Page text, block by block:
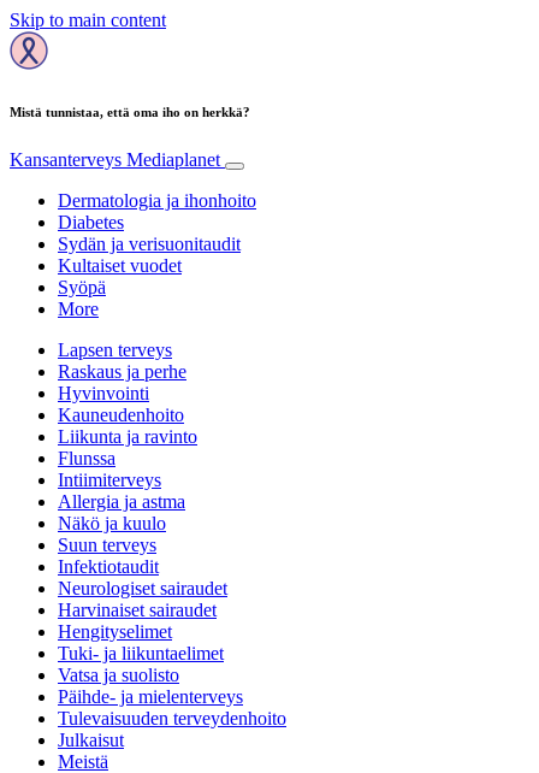
Skip to main content
Mistä tunnistaa, että oma iho on herkkä?
Kansanterveys Mediaplanet
Dermatologia ja ihonhoito
Diabetes
Sydän ja verisuonitaudit
Kultaiset vuodet
Syöpä
More
Lapsen terveys
Raskaus ja perhe
Hyvinvointi
Kauneudenhoito
Liikunta ja ravinto
Flunssa
Intiimiterveys
Allergia ja astma
Näkö ja kuulo
Suun terveys
Infektiotaudit
Neurologiset sairaudet
Harvinaiset sairaudet
Hengityselimet
Tuki- ja liikuntaelimet
Vatsa ja suolisto
Päihde- ja mielenterveys
Tulevaisuuden terveydenhoito
Julkaisut
Meistä